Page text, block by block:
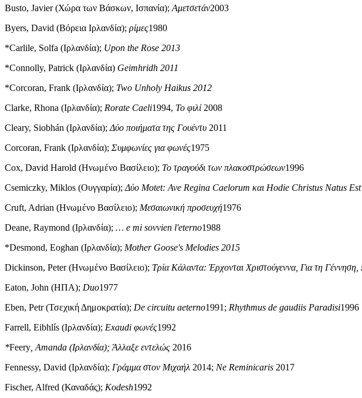
Busto, Javier (Χώρα των Βάσκων, Ισπανία); Αμετσετάν2003
Byers, David (Βόρεια Ιρλανδία); ρίμες1980
*Carlile, Solfa (Ιρλανδία); Upon the Rose 2013
*Connolly, Patrick (Ιρλανδία) Geimhridh 2011
*Corcoran, Frank (Ιρλανδία); Two Unholy Haikus 2012
Clarke, Rhona (Ιρλανδία); Rorate Caeli1994, Το φιλί2008
Cleary, Siobhán (Ιρλανδία); Δύο ποιήματα της Γουέντυ 2011
Corcoran, Frank (Ιρλανδία); Συμφωνίες για φωνές1975
Cox, David Harold (Ηνωμένο Βασίλειο); Το τραγούδι των πλακοστρώσεων1996
Csemiczky, Miklos (Ουγγαρία); Δύο Motet: Ave Regina Caelorum και Hodie Christus Natus Est
Cruft, Adrian (Ηνωμένο Βασίλειο); Μεσαιωνική προσευχή1976
Deane, Raymond (Ιρλανδία); … e mi sovvien l'eterno1988
*Desmond, Eoghan (Ιρλανδία); Mother Goose's Melodies 2015
Dickinson, Peter (Ηνωμένο Βασίλειο); Τρία Κάλαντα: Έρχονται Χριστούγεννα, Για τη
Eaton, John (ΗΠΑ); Duo1977
Eben, Petr (Τσεχική Δημοκρατία); De circuitu aeterno1991; Rhythmus de gaudiis Paradisi1996
Farrell, Eibhlís (Ιρλανδία); Exaudi φωνές1992
*Feery , Amanda (Ιρλανδία); Άλλαξε εντελώς 2016
Fennessy, David (Ιρλανδία); Γράμμα στον Μιχαήλ 2014; Ne Reminicaris 2017
Fischer, Alfred (Καναδάς); Kodesh1992